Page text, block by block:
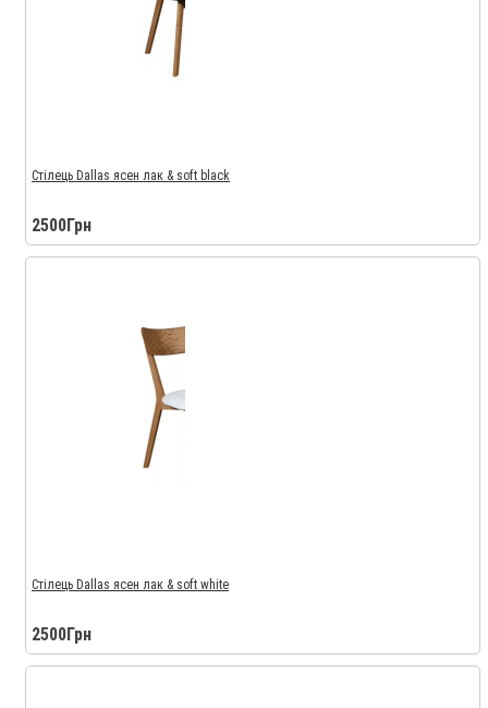
Стілець Dallas ясен лак & soft black
2500Грн
Стілець Dallas ясен лак & soft white
2500Грн